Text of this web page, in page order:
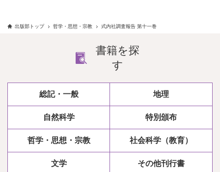
出版部トップ 哲学・思想・宗教 式内社調査報告 第十一巻
書籍を探
す
総記・一般 地理
自然科学 特別頒布
哲学・思想・宗教 社会科学（教育）
文学 その他刊行書